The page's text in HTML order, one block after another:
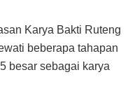
Karya Bakti Ruteng
beberapa tahapan
besar sebagai karya